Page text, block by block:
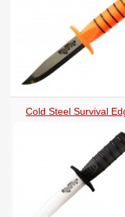
Cold Steel Survival